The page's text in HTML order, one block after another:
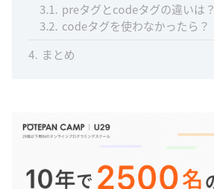
3.1 preタグとcodeタグの違いは？
3.2 codeタグを使わなかったら？
4 まとめ